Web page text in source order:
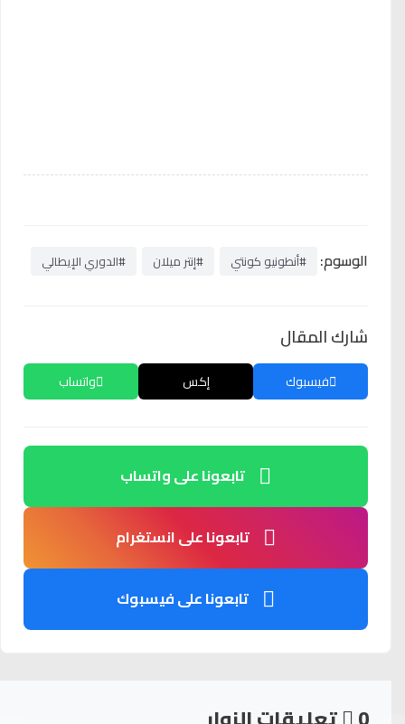
الوسوم: #أنطونيو كونتي #إنتر ميلان #الدوري الإيطالي
شارك المقال
فيسبوك إكس واتساب
تابعونا على واتساب
تابعونا على انستغرام
تابعونا على فيسبوك